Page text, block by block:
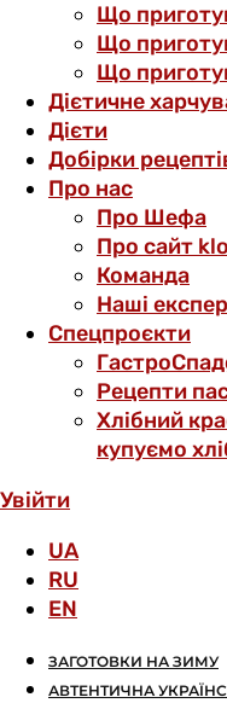
Що
Що
Що
Дієтичне
Дієти
Добірки
Про нас
Про Шефа
Про сайт
Команда
Наші
Спецпроєкти
Рецепти
Хлібний
купуємо
Увійти
UA
RU
EN
ЗАГОТОВКИ НА ЗИМУ
АВТЕНТИЧНА